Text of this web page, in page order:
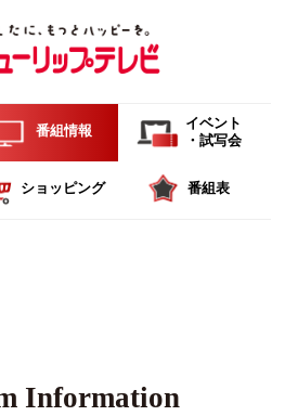
番組情報
イベント
・試写会
ショッピング 番組表
Information